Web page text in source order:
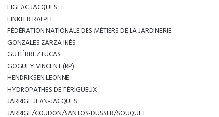
FIGEAC JACQUES
FINKLER RALPH
FÉDÉRATION NATIONALE DES MÉTIERS DE LA JARDINERIE
GONZALES ZARZA INÈS
GUTIÉRREZ LUCAS
GOGUEY VINCENT (RP)
HENDRIKSEN LEONNE
HYDROPATHES DE PÉRIGUEUX
JARRIGE JEAN-JACQUES
JARRIGE/COUDON/SANTOS-DUSSER/SOUQUET